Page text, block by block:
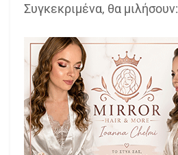
Συγκεκριμένα, θα μιλήσουν: